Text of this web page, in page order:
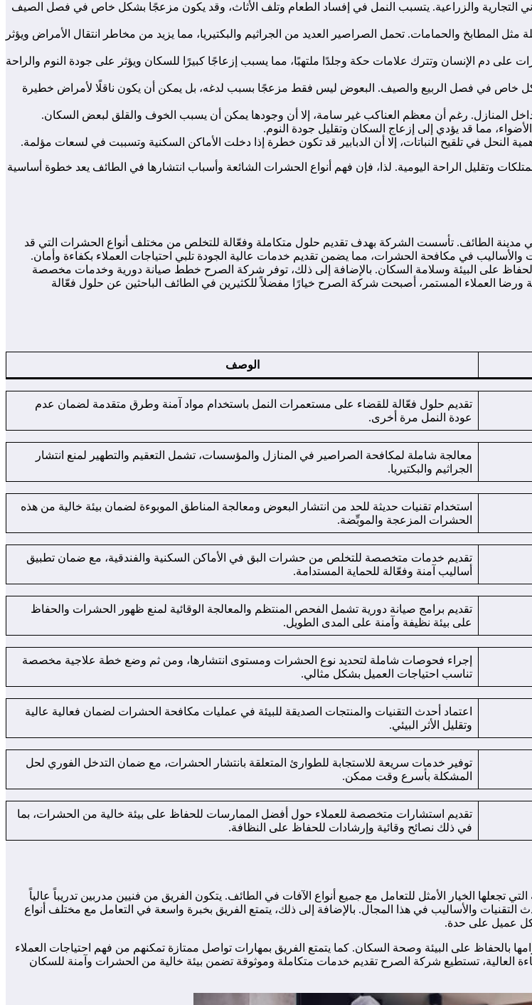
التجارية والزراعية. يتسبب النمل في إفساد الطعام وتلف الأثاث، وقد يكون مزعجًا بشكل خاص في فصل الصيف
المطابخ والحمامات. تحمل الصراصير العديد من الجراثيم والبكتيريا، مما يزيد من مخاطر انتقال الأمراض ويؤثر
دم الإنسان وتترك علامات حكة وجلدًا ملتهبًا، مما يسبب إزعاجًا كبيرًا للسكان ويؤثر على جودة النوم والراحة
خاص في فصل الربيع والصيف. البعوض ليس فقط مزعجًا بسبب لدغه، بل يمكن أن يكون ناقلًا لأمراض خطيرة
المنازل. رغم أن معظم العناكب غير سامة، إلا أن وجودها يمكن أن يسبب الخوف والقلق لبعض السكان.
مما قد يؤدي إلى إزعاج السكان وتقليل جودة النوم.
النحل في تلقيح النباتات، إلا أن الدبابير قد تكون خطرة إذا دخلت الأماكن السكنية وتسببت في لسعات مؤلمة.
وتقليل الراحة اليومية. لذا، فإن فهم أنواع الحشرات الشائعة وأسباب انتشارها في الطائف يعد خطوة أساسية
مدينة الطائف. تأسست الشركة بهدف تقديم حلول متكاملة وفعّالة للتخلص من مختلف أنواع الحشرات التي قد
في مكافحة الحشرات، مما يضمن تقديم خدمات عالية الجودة تلبي احتياجات العملاء بكفاءة وأمان.
على البيئة وسلامة السكان. بالإضافة إلى ذلك، توفر شركة الصرح خطط صيانة دورية وخدمات مخصصة
ورضا العملاء المستمر، أصبحت شركة الصرح خيارًا مفضلاً للكثيرين في الطائف الباحثين عن حلول فعّالة
الوصف
تقديم حلول فعّالة للقضاء على مستعمرات النمل باستخدام مواد آمنة وطرق متقدمة لضمان عدم
عودة النمل مرة أخرى.
معالجة شاملة لمكافحة الصراصير في المنازل والمؤسسات، تشمل التعقيم والتطهير لمنع انتشار
الجراثيم والبكتيريا.
استخدام تقنيات حديثة للحد من انتشار البعوض ومعالجة المناطق الموبوءة لضمان بيئة خالية من هذه
الحشرات المزعجة والموبِّضة.
تقديم خدمات متخصصة للتخلص من حشرات البق في الأماكن السكنية والفندقية، مع ضمان تطبيق
أساليب آمنة وفعّالة للحماية المستدامة.
تقديم برامج صيانة دورية تشمل الفحص المنتظم والمعالجة الوقائية لمنع ظهور الحشرات والحفاظ
على بيئة نظيفة وآمنة على المدى الطويل.
إجراء فحوصات شاملة لتحديد نوع الحشرات ومستوى انتشارها، ومن ثم وضع خطة علاجية مخصصة
تناسب احتياجات العميل بشكل مثالي.
اعتماد أحدث التقنيات والمنتجات الصديقة للبيئة في عمليات مكافحة الحشرات لضمان فعالية عالية
وتقليل الأثر البيئي.
توفير خدمات سريعة للاستجابة للطوارئ المتعلقة بانتشار الحشرات، مع ضمان التدخل الفوري لحل
المشكلة بأسرع وقت ممكن.
تقديم استشارات متخصصة للعملاء حول أفضل الممارسات للحفاظ على بيئة خالية من الحشرات، بما
في ذلك نصائح وقائية وإرشادات للحفاظ على النظافة.
التي تجعلها الخيار الأمثل للتعامل مع جميع أنواع الآفات في الطائف. يتكون الفريق من فنيين مدربين تدريباً عالياً
والأساليب في هذا المجال. بالإضافة إلى ذلك، يتمتع الفريق بخبرة واسعة في التعامل مع مختلف أنواع
كل عميل على حدة.
بالحفاظ على البيئة وصحة السكان. كما يتمتع الفريق بمهارات تواصل ممتازة تمكنهم من فهم احتياجات العملاء
العالية، تستطيع شركة الصرح تقديم خدمات متكاملة وموثوقة تضمن بيئة خالية من الحشرات وآمنة للسكان